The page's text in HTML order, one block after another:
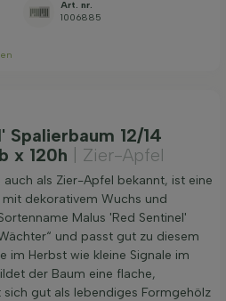
Art. nr.
1006885
Spalierbaum 12/14
x 120h
| Zier-Apfel
auch als Zier-Apfel bekannt, ist eine
mit dekorativem Wuchs und
Malus 'Red Sentinel'
und passt gut zu diesem
im Herbst wie kleine Signale im
der Baum eine flache,
gut als lebendiges Formgehölz